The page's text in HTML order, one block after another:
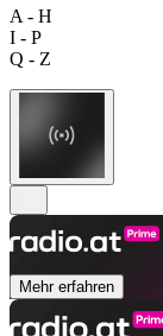
A - H
I - P
Q - Z
Mehr erfahren